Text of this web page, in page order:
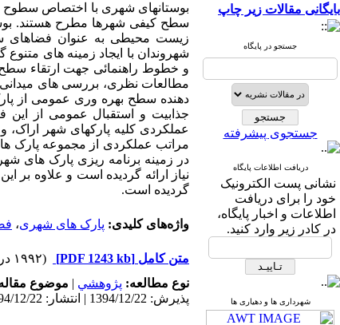
بایگانی مقالات زیر چاپ
جستجو در پایگاه
جستجوی پیشرفته
دریافت اطلاعات پایگاه
نشانی پست الکترونیک
خود را برای دریافت
اطلاعات و اخبار پایگاه،
در کادر زیر وارد کنید.
شهرداری ها و دهیاری ها
بوستان­های شهری با اختصاص سطوح
سطح کیفی شهرها مطرح هستند.
زیست محیطی به عنوان فضاهای
شهروندان با ایجاد زمینه های
و خطوط راهنمائی جهت ارتقاء سطح
مطالعات نظری، بررسی های میدانی
دهنده سطح بهره وری عمومی از
جذابیت و استقبال عمومی از
عملکردی کلیه پارکهای شهر اراک،
مراتب عملکردی از مجموعه پارک
در زمینه برنامه ریزی پارک های
نیاز ارائه گردیده است و علاوه بر
گردیده است.
واژه‌های کلیدی: پارک های شهری،
متن کامل [PDF 1243 kb]
(۱۹۹۲ دریافت)
نوع مطالعه: پژوهشي | موضوع
پذیرش: 1394/12/22 | انتشار: 1394/12/22